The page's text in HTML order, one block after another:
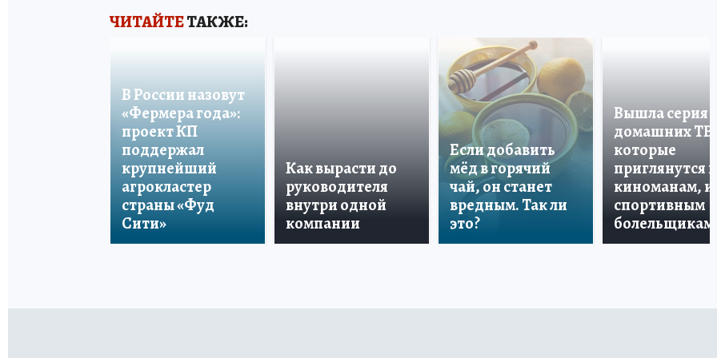
ЧИТАЙТЕТАКЖЕ:
В России назовут
«Фермера года»:
проект КП
поддержал
крупнейший
агрокластер
страны «Фуд
Сити»
Как вырасти до
руководителя
внутри одной
компании
Если добавить
мёд в горячий
чай, он станет
вредным. Так ли
это?
Вышла серия
домашних ТВ,
которые
приглянутся и
киноманам, и
спортивным
болельщикам